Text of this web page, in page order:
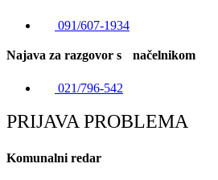
091/607-1934
Najava za razgovor s načelnikom
021/796-542
PRIJAVA PROBLEMA
Komunalni redar